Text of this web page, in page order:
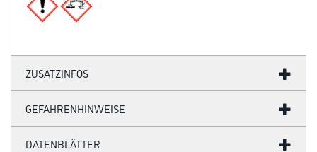
ZUSATZINFOS
GEFAHRENHINWEISE
DATENBLÄTTER